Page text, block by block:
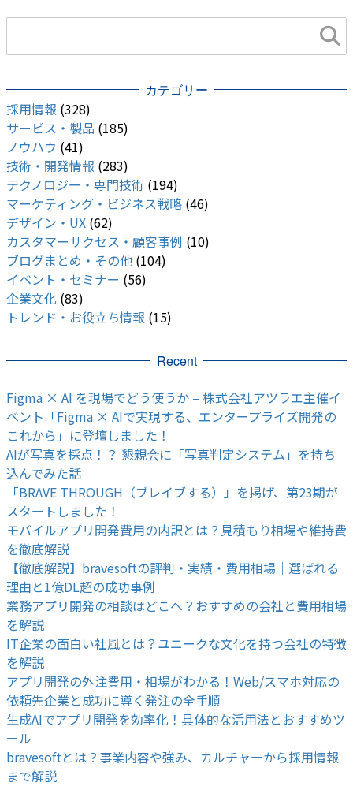
カテゴリー
採用情報 (328)
サービス・製品 (185)
ノウハウ (41)
技術・開発情報 (283)
テクノロジー・専門技術 (194)
マーケティング・ビジネス戦略 (46)
デザイン・UX (62)
カスタマーサクセス・顧客事例 (10)
ブログまとめ・その他 (104)
イベント・セミナー (56)
企業文化 (83)
トレンド・お役立ち情報 (15)
Recent
Figma × AI を現場でどう使うか – 株式会社アツラエ主催イ
ベント「Figma × AIで実現する、エンタープライズ開発の
これから」に登壇しました！
AIが写真を採点！？ 懇親会に「写真判定システム」を持ち
込んでみた話
「BRAVE THROUGH（ブレイブする）」を掲げ、第23期が
スタートしました！
モバイルアプリ開発費用の内訳とは？見積もり相場や維持費
を徹底解説
【徹底解説】bravesoftの評判・実績・費用相場｜選ばれる
理由と1億DL超の成功事例
業務アプリ開発の相談はどこへ？おすすめの会社と費用相場
を解説
IT企業の面白い社風とは？ユニークな文化を持つ会社の特徴
を解説
アプリ開発の外注費用・相場がわかる！Web/スマホ対応の
依頼先企業と成功に導く発注の全手順
生成AIでアプリ開発を効率化！具体的な活用法とおすすめツ
ール
bravesoftとは？事業内容や強み、カルチャーから採用情報
まで解説